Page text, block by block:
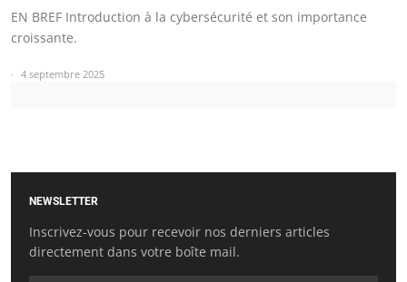
EN BREF Introduction à la cybersécurité et son importance
croissante.
4 septembre 2025
NEWSLETTER
Inscrivez-vous pour recevoir nos derniers articles
directement dans votre boîte mail.